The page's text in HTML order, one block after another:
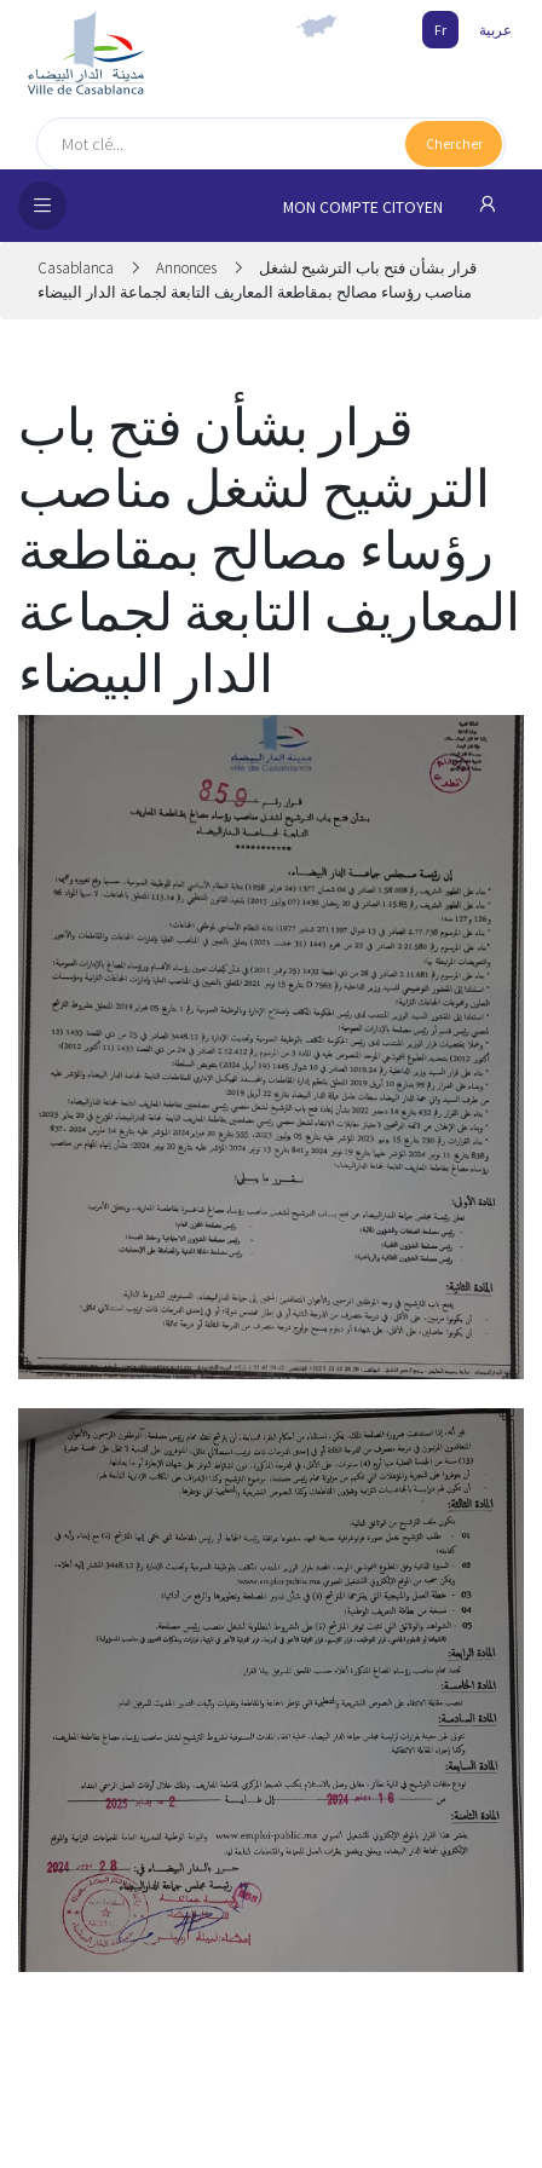
Fr عربية
Chercher
MON COMPTE CITOYEN
Casablanca Annonces
قرار بشأن فتح باب الترشيح لشغل
مناصب رؤساء مصالح بمقاطعة المعاريف التابعة لجماعة الدار البيضاء
قرار بشأن فتح باب
الترشيح لشغل مناصب
رؤساء مصالح بمقاطعة
المعاريف التابعة لجماعة
الدار البيضاء